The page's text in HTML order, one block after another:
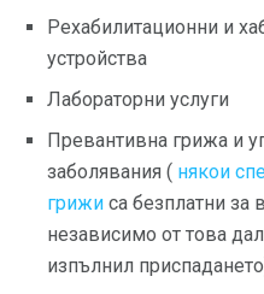
Рехабилитационни и
устройства
Лабораторни услуги
Превантивна грижа и
заболявания ( някои
грижи са безплатни за
независимо от това
изпълнил